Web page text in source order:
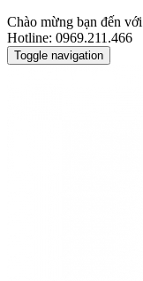
Chào mừng bạn đến
Hotline: 0969.211.466
Toggle navigation